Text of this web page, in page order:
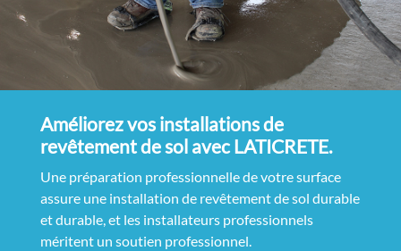
Améliorez vos installations de
revêtement de sol avec LATICRETE.
Une préparation professionnelle de votre surface
assure une installation de revêtement de sol durable
et durable, et les installateurs professionnels
méritent un soutien professionnel.